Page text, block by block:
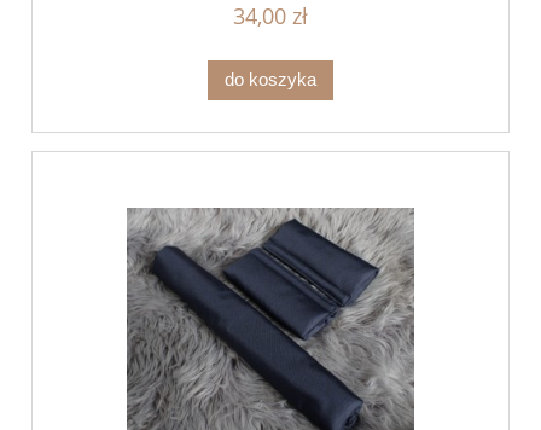
34,00 zł
do koszyka